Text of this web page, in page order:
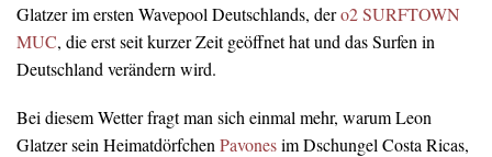
Glatzer im ersten Wavepool Deutschlands, dero2 SURFTOWN
MUC, die erst seit kurzer Zeit geöffnet hat und das Surfen in
Deutschland verändern wird.
Bei diesem Wetter fragt man sich einmal mehr, warum Leon
Glatzer sein Heimatdörfchen Pavonesim Dschungel Costa Ricas,